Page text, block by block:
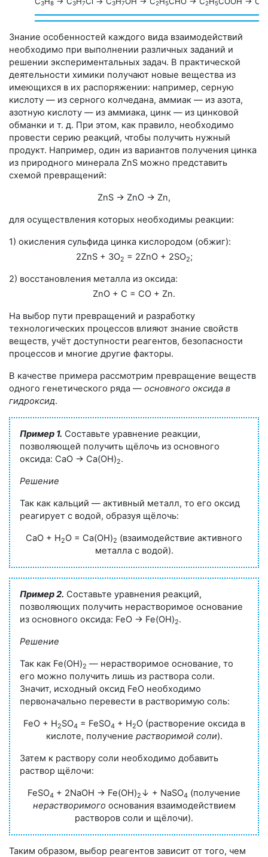
3 8 3 7 3 7 2 5 2 5
Знание особенностей каждого вида взаимодействий
необходимо при выполнении различных заданий и
решении экспериментальных задач. В практической
деятельности химики получают новые вещества из
имеющихся в их распоряжении: например, серную
кислоту — из серного колчедана, аммиак — из азота,
азотную кислоту — из аммиака, цинк — из цинковой
обманки и т. д. При этом, как правило, необходимо
провести серию реакций, чтобы получить нужный
продукт. Например, один из вариантов получения цинка
из природного минерала ZnS можно представить
схемой превращений:
ZnS → ZnO → Zn,
для осуществления которых необходимы реакции:
1) окисления сульфида цинка кислородом (обжиг):
2ZnS + 3O2 = 2ZnO + 2SO2;
2) восстановления металла из оксида:
ZnO + С = СО + Zn.
На выбор пути превращений и разработку
технологических процессов влияют знание свойств
веществ, учёт доступности реагентов, безопасности
процессов и многие другие факторы.
В качестве примера рассмотрим превращение веществ
одного генетического ряда — основного оксида в
гидроксид.
Пример 1. Составьте уравнение реакции,
позволяющей получить щёлочь из основного
оксида: СаО → Са(ОН)2.
Решение
Так как кальций — активный металл, то его оксид
реагирует с водой, образуя щёлочь:
CaO + H2O = Ca(OH)2 (взаимодействие активного
металла с водой).
Пример 2. Составьте уравнения реакций,
позволяющих получить нерастворимое основание
из основного оксида: FeO → Fe(OH)2.
Решение
Так как Fe(OH)2 — нерастворимое основание, то
его можно получить лишь из раствора соли.
Значит, исходный оксид FeO необходимо
первоначально перевести в растворимую соль:
FeO + Н2SO4 = FeSO4 + H2O (растворение оксида в
кислоте, получение растворимой соли).
Затем к раствору соли необходимо добавить
раствор щёлочи:
FeSO4 + 2NaOH → Fe(OH)2 ↓ + NaSO4 (получение
нерастворимого основания взаимодействием
растворов соли и щёлочи).
Таким образом, выбор реагентов зависит от того, чем